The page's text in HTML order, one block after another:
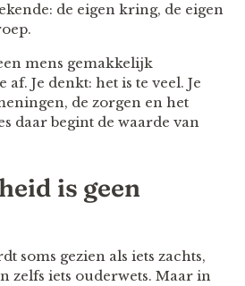
de eigen kring, de eigen
mens gemakkelijk
Je denkt: het is te veel. Je
de zorgen en het
daar begint de waarde van
is geen
soms gezien als iets zachts,
zelfs iets ouderwets. Maar in